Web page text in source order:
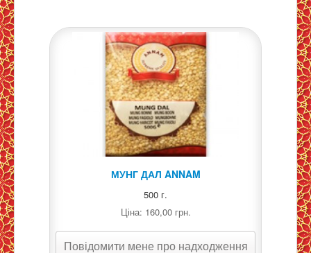
МУНГ ДАЛ ANNAM
500 г.
Ціна: 160,00 грн.
Повідомити мене про надходження